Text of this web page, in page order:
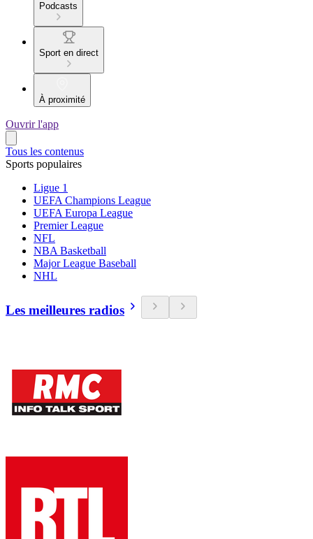
Podcasts
Sport en direct
À proximité
Ouvrir l'app
Tous les contenus
Sports populaires
Ligue 1
UEFA Champions League
UEFA Europa League
Premier League
NFL
NBA Basketball
Major League Baseball
NHL
Les meilleures radios